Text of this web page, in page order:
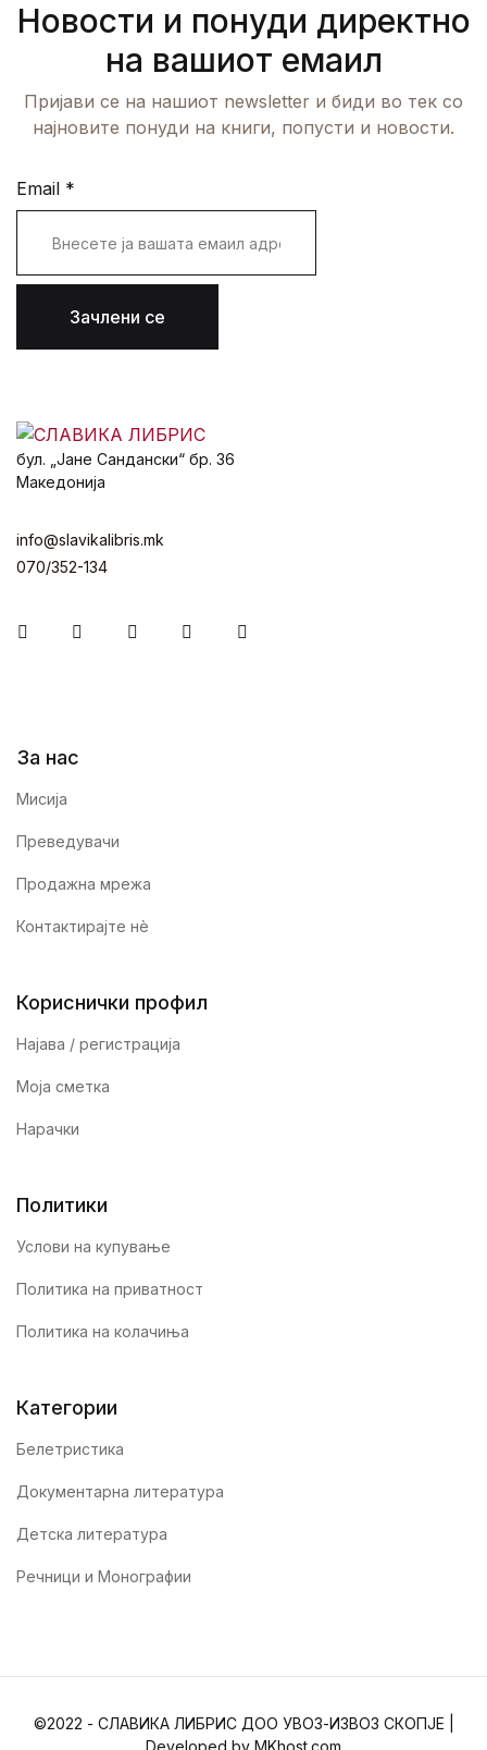
Новости и понуди директно
на вашиот емаил
Пријави се на нашиот newsletter и биди во тек со
најновите понуди на книги, попусти и новости.
Email *
Зачлени се
бул. „Јане Сандански“ бр. 36
Македонија
info@slavikalibris.mk
070/352-134
FacebookInstagramYoutube Twitter
За нас
Мисија
Преведувачи
Продажна мрежа
Контактирајте нè
Кориснички профил
Најава / регистрација
Моја сметка
Нарачки
Политики
Услови на купување
Политика на приватност
Политика на колачиња
Категории
Белетристика
Документарна литература
Детска литература
Речници и Монографии
©2022 - СЛАВИКА ЛИБРИС ДОО УВОЗ-ИЗВОЗ СКОПЈЕ |
Developed by MKhost.com